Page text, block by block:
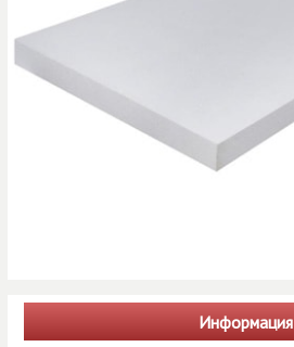
Информация